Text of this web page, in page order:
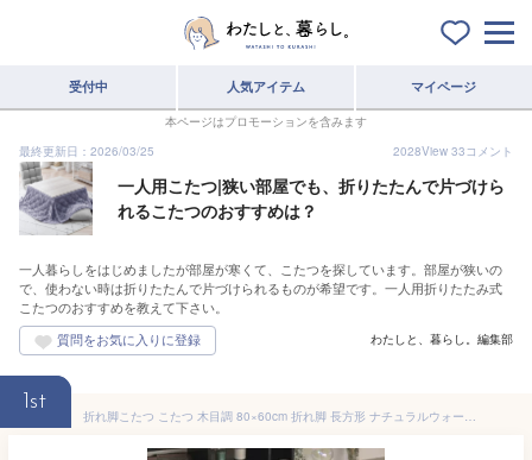
受付中 人気アイテム マイページ
本ページはプロモーションを含みます
最終更新日：2026/03/25
2028View 33コメント
一人用こたつ|狭い部屋でも、折りたたんで片づけら
れるこたつのおすすめは？
一人暮らしをはじめましたが部屋が寒くて、こたつを探しています。部屋が狭いの
で、使わない時は折りたたんで片づけられるものが希望です。一人用折りたたみ式
こたつのおすすめを教えて下さい。
わたしと、暮らし。編集部
1st
折れ脚こたつ こたつ 木目調 80×60cm 折れ脚 長方形 ナチュラルウォールナット 天板 ヒーターユニット メトロ こたつ 一人暮らし 木目 ビンテージ ビンテージこたつ ヴィンテージ リバーシブル ローテーブル 折りたたみ